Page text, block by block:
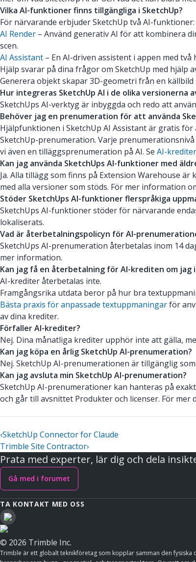
Vilka AI-funktioner finns tillgängliga i SketchUp?
För närvarande erbjuder SketchUp två AI-funktioner:
AI Render – Använd generativ AI för att kombinera
scen.
AI Assistant – En AI-driven assistent i appen med
Hjälp svarar på dina frågor om SketchUp med hjälp
Generera objekt skapar 3D-geometri från en
Hur integreras SketchUp AI i de olika versionerna
SketchUps AI-verktyg är inbyggda och redo att
Behöver jag en prenumeration för att använda
Hjälpfunktionen i SketchUp AI Assistant är gratis
SketchUp-prenumeration. Varje
vi även en tilläggsprenumeration på AI. Se AI-krediter
Kan jag använda SketchUps AI-funktioner med
Ja. Alla tillägg som finns på Extension Warehouse
med alla versioner som stöds. För mer information
Stöder SketchUps AI-funktioner flerspråkiga
SketchUps AI-funktioner stöder för närvarande
lokaliserats.
Vad är återbetalningspolicyn för AI-
SketchUps AI-prenumeration återbetalas inom 14
mer information.
Kan jag få en återbetalning för AI-krediten om
AI-krediter återbetalas inte.
Framgångsrika utdata beror på hur bra
Bästa praxis för anpassade textuppmaningarför
av dina krediter.
Förfaller AI-krediter?
Nej. Dina månatliga krediter upphör inte att gälla,
Kan jag köpa en årlig SketchUp AI-prenumeration?
Nej. SketchUp AI-prenumerationen är tillgänglig
Kan jag avsluta min SketchUp AI-prenumeration?
SketchUp AI-prenumerationer kan hanteras på
och går till avsnittet Produkter och licenser. För mer
‹SketchUp Connector for Claude
Trimble Site Contractor›
Prata med experter, lär dig och dela
Gå med i forumet
TA KONTAKT MED OSS
© 2026 Trimble Inc.
Trimble är ett globalt teknikföretag som kopplar samman den